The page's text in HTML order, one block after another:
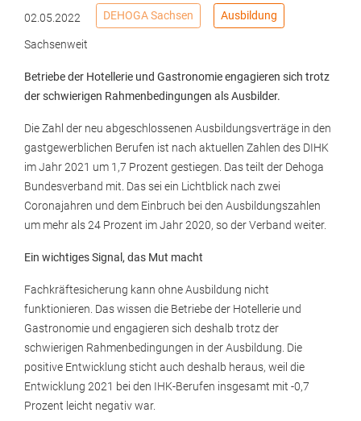
02.05.2022 DEHOGA Sachsen Ausbildung
Sachsenweit
Betriebe der Hotellerie und Gastronomie engagieren sich trotz
der schwierigen Rahmenbedingungen als Ausbilder.
Die Zahl der neu abgeschlossenen Ausbildungsverträge in den
gastgewerblichen Berufen ist nach aktuellen Zahlen des DIHK
im Jahr 2021 um 1,7 Prozent gestiegen. Das teilt der Dehoga
Bundesverband mit. Das sei ein Lichtblick nach zwei
Coronajahren und dem Einbruch bei den Ausbildungszahlen
um mehr als 24 Prozent im Jahr 2020, so der Verband weiter.
Ein wichtiges Signal, das Mut macht
Fachkräftesicherung kann ohne Ausbildung nicht
funktionieren. Das wissen die Betriebe der Hotellerie und
Gastronomie und engagieren sich deshalb trotz der
schwierigen Rahmenbedingungen in der Ausbildung. Die
positive Entwicklung sticht auch deshalb heraus, weil die
Entwicklung 2021 bei den IHK-Berufen insgesamt mit -0,7
Prozent leicht negativ war.